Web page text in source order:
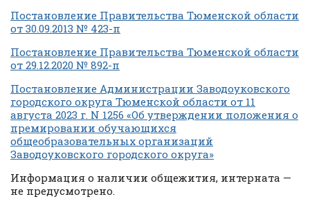
Постановление Правительства Тюменской области
от 30.09.2013 № 423-п
Постановление Правительства Тюменской области
от 29.12.2020 № 892-п
Постановление Администрации Заводоуковского
городского округа Тюменской области от 11
августа 2023 г. N 1256 «Об утверждении положения о
премировании обучающихся
общеобразовательных организаций
Заводоуковского городского округа»
Информация о наличии общежития, интерната —
не предусмотрено.